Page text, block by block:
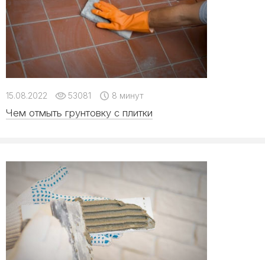
15.08.2022 53081 8 минут
Чем отмыть грунтовку с плитки